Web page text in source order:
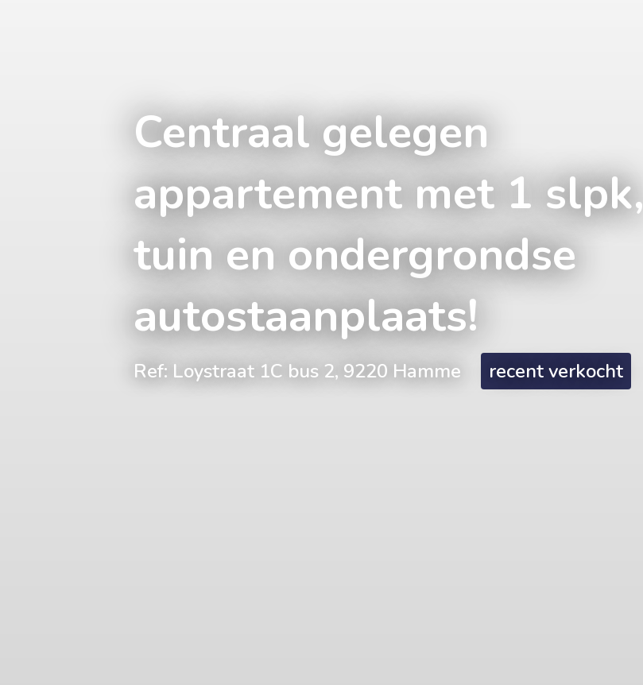
Centraal gelegen
appartement met 1 slpk,
tuin en ondergrondse
autostaanplaats!
Ref: Loystraat 1C bus 2, 9220 Hamme recent verkocht